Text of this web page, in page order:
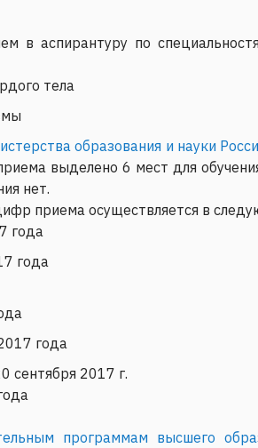
в аспирантуру по
тела
образования и науки
выделено 6 мест для
нет.
приема осуществляется в
года
года
года
сентября 2017 г.
программам высшего